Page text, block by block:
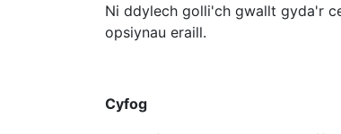
Ni ddylech golli'ch gwallt gyda'r
opsiynau eraill.
Cyfog